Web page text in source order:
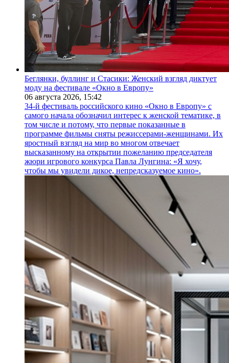
Беглянки, буллинг и Стасики: Женский взгляд диктует
моду на фестивале «Окно в Европу»
06 августа 2026, 15:42
34-й фестиваль российского кино «Окно в Европу» с
самого начала обозначил интерес к женской тематике, в
том числе и потому, что первые показанные в
программе фильмы сняты режиссерами-женщинами. Их
яростный взгляд на мир во многом отвечает
высказанному на открытии пожеланию председателя
жюри игрового конкурса Павла Лунгина: «Я хочу,
чтобы мы увидели дикое, непредсказуемое кино».